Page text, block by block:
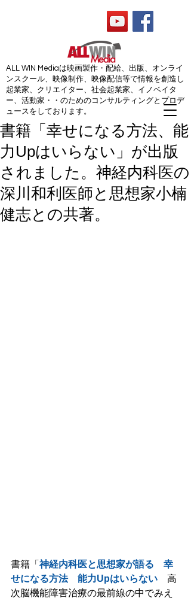
ALL WIN Mediaは映画製作・配給、出版、オンライ
ンスクール、映像制作、映像配信等で情報を創造し
起業家、クリエイター、社会起業家、イノベイタ
ー、活動家・・のためのコンサルティングとプロデ
ュースをしております。
書籍「幸せになる方法、能
力Upはいらない」が出版
されました。神経内科医の
深川和利医師と思想家小楠
健志との共著。
書籍「神経内科医と思想家が語る　幸
せになる方法　能力Upはいらない 高
次脳機能障害治療の最前線の中でみえ